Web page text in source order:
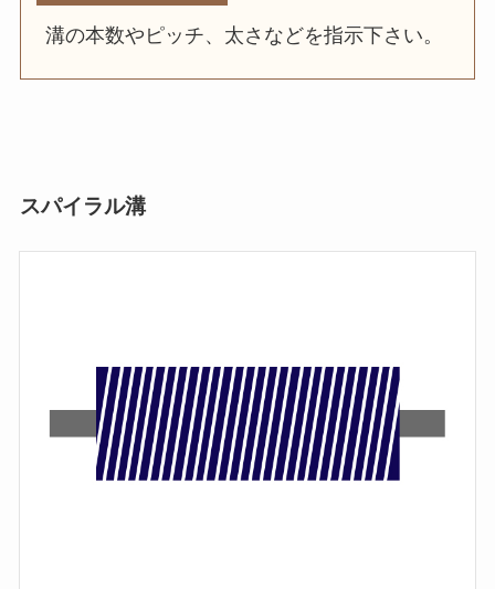
溝の本数やピッチ、太さなどを指示下さい。
スパイラル溝